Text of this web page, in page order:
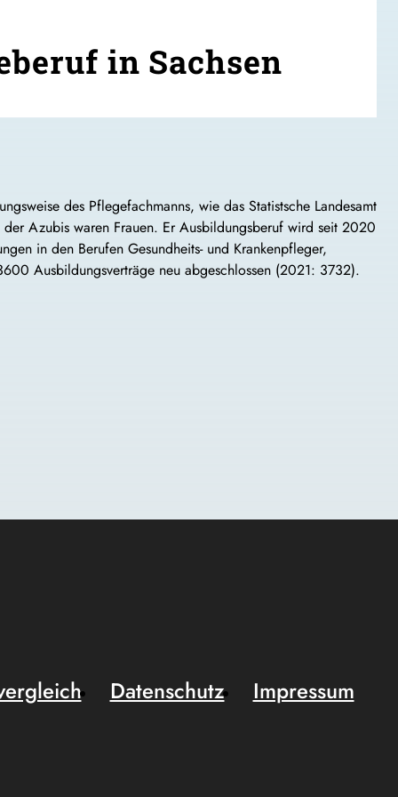
in Sachsen
des Pflegefachmanns, wie das Statistsche Landesamt
Azubis waren Frauen. Er Ausbildungsberuf wird seit 2020
in den Berufen Gesundheits- und Krankenpfleger,
Ausbildungsverträge neu abgeschlossen (2021: 3732).
Datenschutz
Impressum